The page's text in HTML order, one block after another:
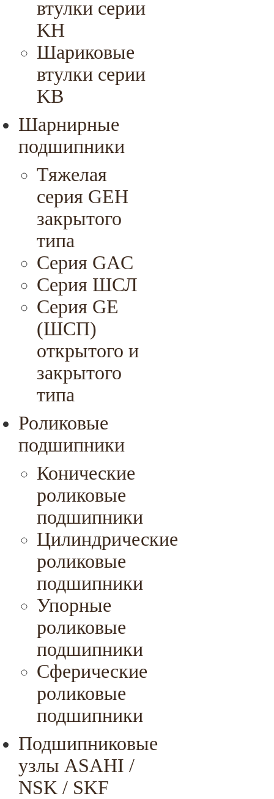
втулки серии
KH
Шариковые
втулки серии
KB
Шарнирные
подшипники
Тяжелая
серия GEH
закрытого
типа
Серия GAC
Cерия ШСЛ
Серия GE
(ШСП)
открытого и
закрытого
типа
Роликовые
подшипники
Конические
роликовые
подшипники
Цилиндрические
роликовые
подшипники
Упорные
роликовые
подшипники
Сферические
роликовые
подшипники
Подшипниковые
узлы ASAHI /
NSK / SKF